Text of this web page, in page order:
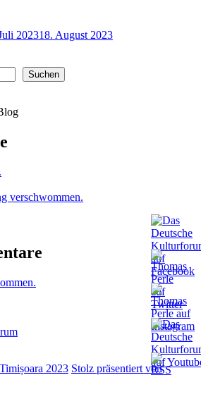
202318. August 2023
Suchen
verschwommen.
2023 Stolz präsentiert von